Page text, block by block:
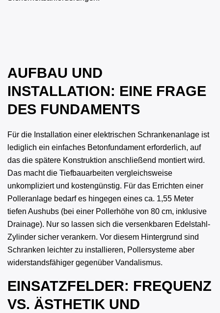
AUFBAU UND
INSTALLATION: EINE FRAGE
DES FUNDAMENTS
Für die Installation einer elektrischen Schrankenanlage ist
lediglich ein einfaches Betonfundament erforderlich, auf
das die spätere Konstruktion anschließend montiert wird.
Das macht die Tiefbauarbeiten vergleichsweise
unkompliziert und kostengünstig. Für das Errichten einer
Polleranlage bedarf es hingegen eines ca. 1,55 Meter
tiefen Aushubs (bei einer Pollerhöhe von 80 cm, inklusive
Drainage). Nur so lassen sich die versenkbaren Edelstahl-
Zylinder sicher verankern. Vor diesem Hintergrund sind
Schranken leichter zu installieren, Pollersysteme aber
widerstandsfähiger gegenüber Vandalismus.
EINSATZFELDER: FREQUENZ
VS. ÄSTHETIK UND